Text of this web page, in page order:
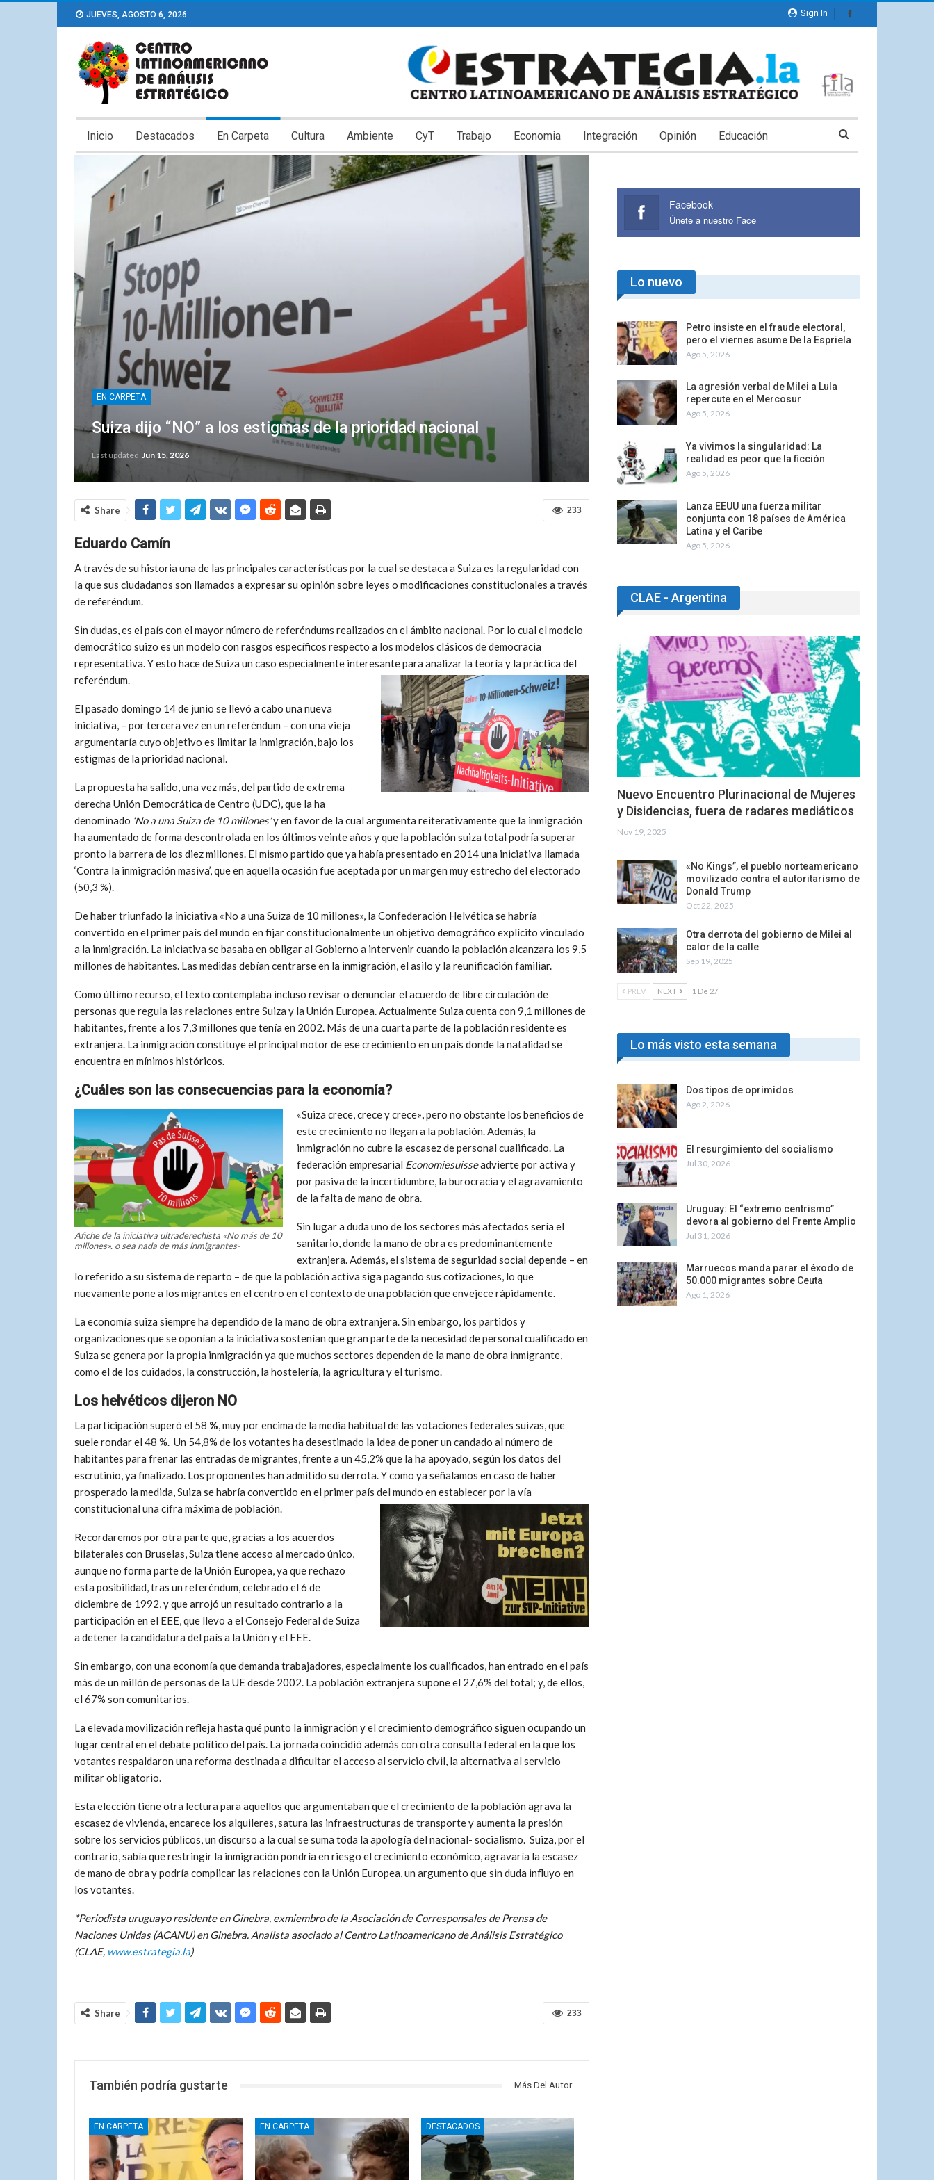
Sign In
JUEVES, AGOSTO 6, 2026
Inicio Destacados En Carpeta Cultura Ambiente CyT Trabajo Economia Integración Opinión Educación
EN CARPETA
Suiza dijo “NO” a los estigmas de la prioridad nacional
Last updated Jun 15, 2026
233
Share
Eduardo Camín
A través de su historia una de las principales características por la cual se destaca a Suiza es la regularidad con
la que sus ciudadanos son llamados a expresar su opinión sobre leyes o modificaciones constitucionales a través
de referéndum.
Sin dudas, es el país con el mayor número de referéndums realizados en el ámbito nacional. Por lo cual el modelo
democrático suizo es un modelo con rasgos específicos respecto a los modelos clásicos de democracia
representativa. Y esto hace de Suiza un caso especialmente interesante para analizar la teoría y la práctica del
referéndum.
El pasado domingo 14 de junio se llevó a cabo una nueva
iniciativa, – por tercera vez en un referéndum – con una vieja
argumentaría cuyo objetivo es limitar la inmigración, bajo los
estigmas de la prioridad nacional.
La propuesta ha salido, una vez más, del partido de extrema
derecha Unión Democrática de Centro (UDC), que la ha
denominado ‘No a una Suiza de 10 millones’y en favor de la cual argumenta reiterativamente que la inmigración
ha aumentado de forma descontrolada en los últimos veinte años y que la población suiza total podría superar
pronto la barrera de los diez millones. El mismo partido que ya había presentado en 2014 una iniciativa llamada
‘Contra la inmigración masiva’, que en aquella ocasión fue aceptada por un margen muy estrecho del electorado
(50,3 %).
De haber triunfado la iniciativa «No a una Suiza de 10 millones», la Confederación Helvética se habría
convertido en el primer país del mundo en fijar constitucionalmente un objetivo demográfico explícito vinculado
a la inmigración. La iniciativa se basaba en obligar al Gobierno a intervenir cuando la población alcanzara los 9,5
millones de habitantes. Las medidas debían centrarse en la inmigración, el asilo y la reunificación familiar.
Como último recurso, el texto contemplaba incluso revisar o denunciar el acuerdo de libre circulación de
personas que regula las relaciones entre Suiza y la Unión Europea. Actualmente Suiza cuenta con 9,1 millones de
habitantes, frente a los 7,3 millones que tenía en 2002. Más de una cuarta parte de la población residente es
extranjera. La inmigración constituye el principal motor de ese crecimiento en un país donde la natalidad se
encuentra en mínimos históricos.
¿Cuáles son las consecuencias para la economía?
Afiche de la iniciativa ultraderechista «No más de 10
millones». o sea nada de más inmigrantes-
«Suiza crece, crece y crece»,pero no obstante los beneficios de
este crecimiento no llegan a la población. Además, la
inmigración no cubre la escasez de personal cualificado. La
federación empresarial Economiesuisseadvierte por activa y
por pasiva de la incertidumbre, la burocracia y el agravamiento
de la falta de mano de obra.
Sin lugar a duda uno de los sectores más afectados sería el
sanitario, donde la mano de obra es predominantemente
extranjera. Además, el sistema de seguridad social depende – en
lo referido a su sistema de reparto – de que la población activa siga pagando sus cotizaciones, lo que
nuevamente pone a los migrantes en el centro en el contexto de una población que envejece rápidamente.
La economía suiza siempre ha dependido de la mano de obra extranjera. Sin embargo, los partidos y
organizaciones que se oponían a la iniciativa sostenían que gran parte de la necesidad de personal cualificado en
Suiza se genera por la propia inmigración ya que muchos sectores dependen de la mano de obra inmigrante,
como el de los cuidados, la construcción, la hostelería, la agricultura y el turismo.
Los helvéticos dijeron NO
La participación superó el 58 %, muy por encima de la media habitual de las votaciones federales suizas, que
suele rondar el 48 %. Un 54,8% de los votantes ha desestimado la idea de poner un candado al número de
habitantes para frenar las entradas de migrantes, frente a un 45,2% que la ha apoyado, según los datos del
escrutinio, ya finalizado. Los proponentes han admitido su derrota. Y como ya señalamos en caso de haber
prosperado la medida, Suiza se habría convertido en el primer país del mundo en establecer por la vía
constitucional una cifra máxima de población.
Recordaremos por otra parte que, gracias a los acuerdos
bilaterales con Bruselas, Suiza tiene acceso al mercado único,
aunque no forma parte de la Unión Europea, ya que rechazo
esta posibilidad, tras un referéndum, celebrado el 6 de
diciembre de 1992, y que arrojó un resultado contrario a la
participación en el EEE, que llevo a el Consejo Federal de Suiza
a detener la candidatura del país a la Unión y el EEE.
Sin embargo, con una economía que demanda trabajadores, especialmente los cualificados, han entrado en el país
más de un millón de personas de la UE desde 2002. La población extranjera supone el 27,6% del total; y, de ellos,
el 67% son comunitarios.
La elevada movilización refleja hasta qué punto la inmigración y el crecimiento demográfico siguen ocupando un
lugar central en el debate político del país. La jornada coincidió además con otra consulta federal en la que los
votantes respaldaron una reforma destinada a dificultar el acceso al servicio civil, la alternativa al servicio
militar obligatorio.
Esta elección tiene otra lectura para aquellos que argumentaban que el crecimiento de la población agrava la
escasez de vivienda, encarece los alquileres, satura las infraestructuras de transporte y aumenta la presión
sobre los servicios públicos, un discurso a la cual se suma toda la apología del nacional- socialismo. Suiza, por el
contrario, sabía que restringir la inmigración pondría en riesgo el crecimiento económico, agravaría la escasez
de mano de obra y podría complicar las relaciones con la Unión Europea, un argumento que sin duda influyo en
los votantes.
*Periodista uruguayo residente en Ginebra, exmiembro de la Asociación de Corresponsales de Prensa de
Naciones Unidas (ACANU) en Ginebra. Analista asociado al Centro Latinoamericano de Análisis Estratégico
(CLAE, www.estrategia.la)
233
Share
También podría gustarte Más Del Autor
EN CARPETA EN CARPETA DESTACADOS
Facebook
Únete a nuestro Face
Lo nuevo
Petro insiste en el fraude electoral,
pero el viernes asume De la Espriela
Ago 5, 2026
La agresión verbal de Milei a Lula
repercute en el Mercosur
Ago 5, 2026
Ya vivimos la singularidad: La
realidad es peor que la ficción
Ago 5, 2026
Lanza EEUU una fuerza militar
conjunta con 18 países de América
Latina y el Caribe
Ago 5, 2026
CLAE - Argentina
Nuevo Encuentro Plurinacional de Mujeres
y Disidencias, fuera de radares mediáticos
Nov 19, 2025
«No Kings”, el pueblo norteamericano
movilizado contra el autoritarismo de
Donald Trump
Oct 22, 2025
Otra derrota del gobierno de Milei al
calor de la calle
Sep 19, 2025
PREV NEXT 1 De 27
Lo más visto esta semana
Dos tipos de oprimidos
Ago 2, 2026
El resurgimiento del socialismo
Jul 30, 2026
Uruguay: El “extremo centrismo”
devora al gobierno del Frente Amplio
Jul 31, 2026
Marruecos manda parar el éxodo de
50.000 migrantes sobre Ceuta
Ago 1, 2026